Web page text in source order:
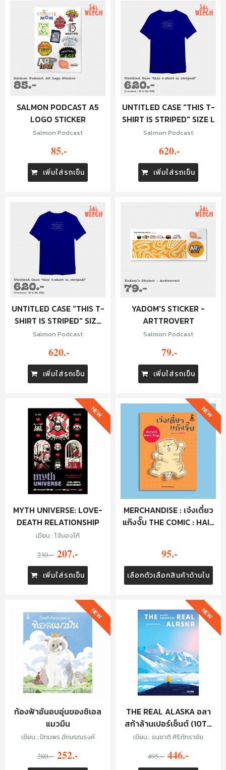
SALMON PODCAST A5
LOGO STICKER
Salmon Podcast
85.-
เพิ่มใส่รถเข็น
UNTITLED CASE "THIS T-
SHIRT IS STRIPED" SIZE L
Salmon Podcast
620.-
เพิ่มใส่รถเข็น
UNTITLED CASE "THIS T-
SHIRT IS STRIPED" SIZE
XL
Salmon Podcast
620.-
เพิ่มใส่รถเข็น
YADOM'S STICKER -
ARTTROVERT
Salmon Podcast
79.-
เพิ่มใส่รถเข็น
MYTH UNIVERSE: LOVE-
DEATH RELATIONSHIP
เขียน : โจ้บองโก้
230.- 207.-
เพิ่มใส่รถเข็น
NEW
MERCHANDISE : เจ๋งเตี๋ยว
แก๊งจั๊บ THE COMIC : HAIR
95.-
เลือกตัวเลือกสินค้าด้านใน
NEW
ท้องฟ้าอันอบอุ่นของชิเอล
แมวมึน
เขียน : ปัทมพร อักษรณรงค์
280.- 252.-
NEW
THE REAL ALASKA อลา
สก้าล้านเปอร์เซ็นต์ (10TH
ANNIVERSARY EDITION)
เขียน : ธนชาติ ศิริภัทราชัย
495.- 446.-
NEW